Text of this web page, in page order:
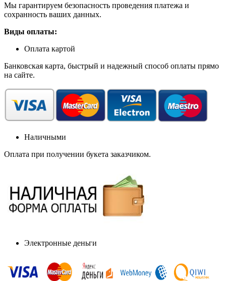
Мы гарантируем безопасность проведения платежа и
сохранность ваших данных.
Виды оплаты:
Оплата картой
Банковская карта, быстрый и надежный способ оплаты прямо
на сайте.
Наличными
Оплата при получении букета заказчиком.
Электронные деньги